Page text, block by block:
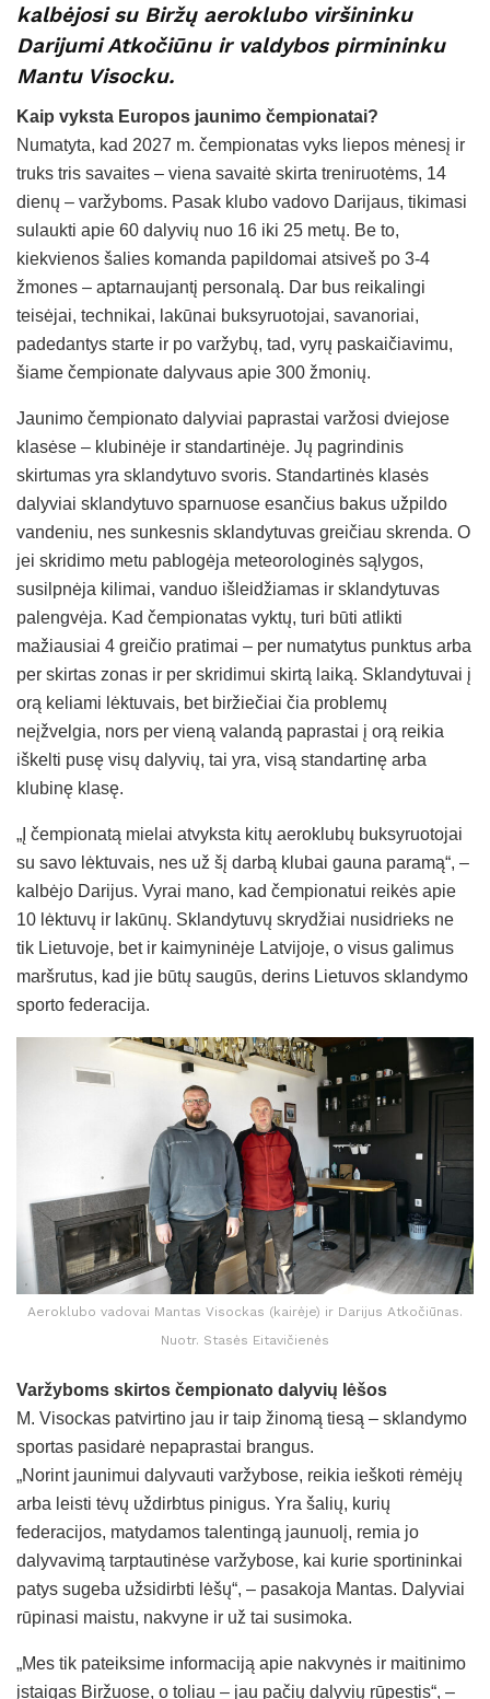
kalbėjosi su Biržų aeroklubo viršininku
Darijumi Atkočiūnu ir valdybos pirmininku
Mantu Visocku.
Kaip vyksta Europos jaunimo čempionatai?
Numatyta, kad 2027 m. čempionatas vyks liepos mėnesį ir
truks tris savaites – viena savaitė skirta treniruotėms, 14
dienų – varžyboms. Pasak klubo vadovo Darijaus, tikimasi
sulaukti apie 60 dalyvių nuo 16 iki 25 metų. Be to,
kiekvienos šalies komanda papildomai atsiveš po 3-4
žmones – aptarnaujantį personalą. Dar bus reikalingi
teisėjai, technikai, lakūnai buksyruotojai, savanoriai,
padedantys starte ir po varžybų, tad, vyrų paskaičiavimu,
šiame čempionate dalyvaus apie 300 žmonių.
Jaunimo čempionato dalyviai paprastai varžosi dviejose
klasėse – klubinėje ir standartinėje. Jų pagrindinis
skirtumas yra sklandytuvo svoris. Standartinės klasės
dalyviai sklandytuvo sparnuose esančius bakus užpildo
vandeniu, nes sunkesnis sklandytuvas greičiau skrenda. O
jei skridimo metu pablogėja meteorologinės sąlygos,
susilpnėja kilimai, vanduo išleidžiamas ir sklandytuvas
palengvėja. Kad čempionatas vyktų, turi būti atlikti
mažiausiai 4 greičio pratimai – per numatytus punktus arba
per skirtas zonas ir per skridimui skirtą laiką. Sklandytuvai į
orą keliami lėktuvais, bet biržiečiai čia problemų
neįžvelgia, nors per vieną valandą paprastai į orą reikia
iškelti pusę visų dalyvių, tai yra, visą standartinę arba
klubinę klasę.
„Į čempionatą mielai atvyksta kitų aeroklubų buksyruotojai
su savo lėktuvais, nes už šį darbą klubai gauna paramą“, –
kalbėjo Darijus. Vyrai mano, kad čempionatui reikės apie
10 lėktuvų ir lakūnų. Sklandytuvų skrydžiai nusidrieks ne
tik Lietuvoje, bet ir kaimyninėje Latvijoje, o visus galimus
maršrutus, kad jie būtų saugūs, derins Lietuvos sklandymo
sporto federacija.
Aeroklubo vadovai Mantas Visockas (kairėje) ir Darijus Atkočiūnas.
Nuotr. Stasės Eitavičienės
Varžyboms skirtos čempionato dalyvių lėšos
M. Visockas patvirtino jau ir taip žinomą tiesą – sklandymo
sportas pasidarė nepaprastai brangus.
„Norint jaunimui dalyvauti varžybose, reikia ieškoti rėmėjų
arba leisti tėvų uždirbtus pinigus. Yra šalių, kurių
federacijos, matydamos talentingą jaunuolį, remia jo
dalyvavimą tarptautinėse varžybose, kai kurie sportininkai
patys sugeba užsidirbti lėšų“, – pasakoja Mantas. Dalyviai
rūpinasi maistu, nakvyne ir už tai susimoka.
„Mes tik pateiksime informaciją apie nakvynės ir maitinimo
įstaigas Biržuose, o toliau – jau pačių dalyvių rūpestis“, –